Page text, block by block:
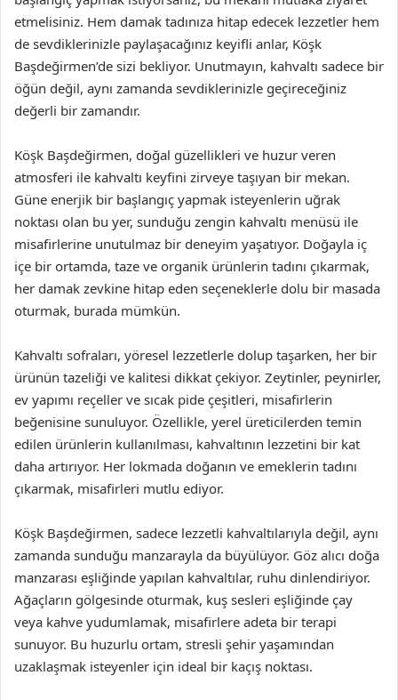
etmelisiniz. Hem damak tadınıza hitap edecek lezzetler hem
de sevdiklerinizle paylaşacağınız keyifli anlar, Köşk
Başdeğirmen’de sizi bekliyor. Unutmayın, kahvaltı sadece bir
öğün değil, aynı zamanda sevdiklerinizle geçireceğiniz
değerli bir zamandır.
Köşk Başdeğirmen, doğal güzellikleri ve huzur veren
atmosferi ile kahvaltı keyfini zirveye taşıyan bir mekan.
Güne enerjik bir başlangıç yapmak isteyenlerin uğrak
noktası olan bu yer, sunduğu zengin kahvaltı menüsü ile
misafirlerine unutulmaz bir deneyim yaşatıyor. Doğayla iç
içe bir ortamda, taze ve organik ürünlerin tadını çıkarmak,
her damak zevkine hitap eden seçeneklerle dolu bir masada
oturmak, burada mümkün.
Kahvaltı sofraları, yöresel lezzetlerle dolup taşarken, her bir
ürünün tazeliği ve kalitesi dikkat çekiyor. Zeytinler, peynirler,
ev yapımı reçeller ve sıcak pide çeşitleri, misafirlerin
beğenisine sunuluyor. Özellikle, yerel üreticilerden temin
edilen ürünlerin kullanılması, kahvaltının lezzetini bir kat
daha artırıyor. Her lokmada doğanın ve emeklerin tadını
çıkarmak, misafirleri mutlu ediyor.
Köşk Başdeğirmen, sadece lezzetli kahvaltılarıyla değil, aynı
zamanda sunduğu manzarayla da büyülüyor. Göz alıcı doğa
manzarası eşliğinde yapılan kahvaltılar, ruhu dinlendiriyor.
Ağaçların gölgesinde oturmak, kuş sesleri eşliğinde çay
veya kahve yudumlamak, misafirlere adeta bir terapi
sunuyor. Bu huzurlu ortam, stresli şehir yaşamından
uzaklaşmak isteyenler için ideal bir kaçış noktası.